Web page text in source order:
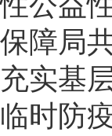
保障局
充实基
临时防